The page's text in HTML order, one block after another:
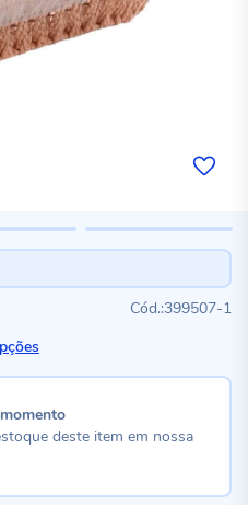
399507-1
deste item em nossa